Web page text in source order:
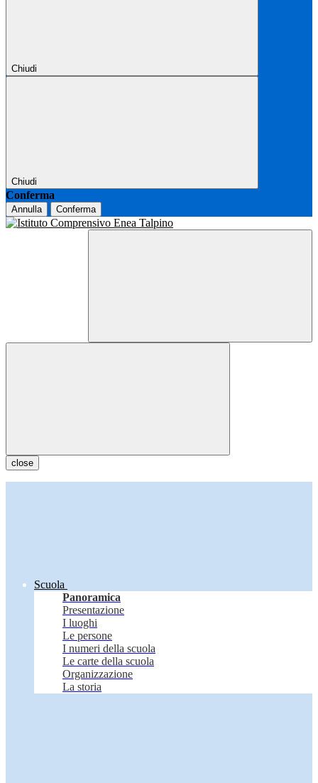
Chiudi
Chiudi
Conferma
Annulla Conferma
close
Scuola
Panoramica
Presentazione
I luoghi
Le persone
I numeri della scuola
Le carte della scuola
Organizzazione
La storia